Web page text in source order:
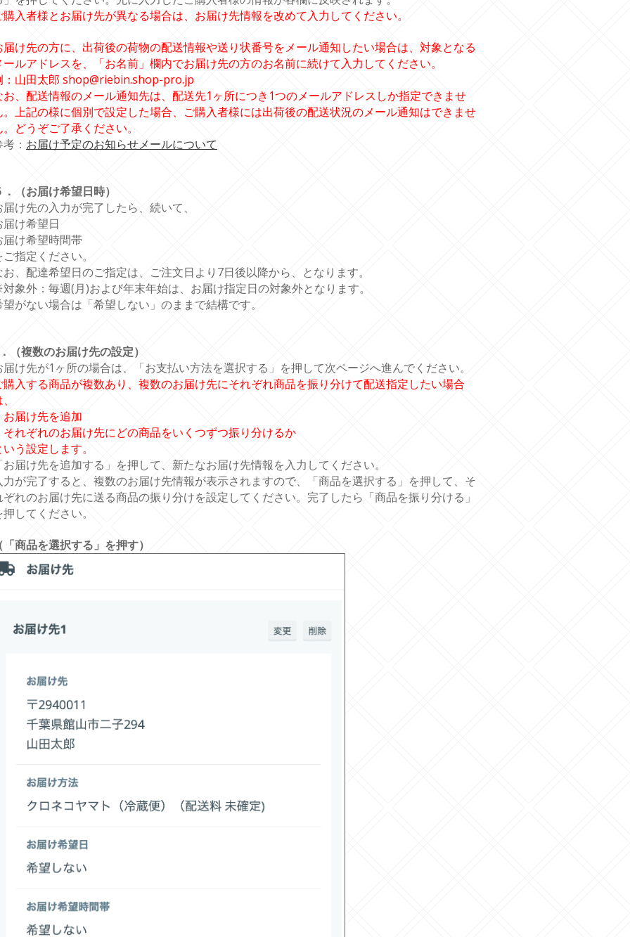
購入者様とお届け先が異なる場合は、お届け先情報を改めて入力してください。
届け先の方に、出荷後の荷物の配送情報や送り状番号をメール通知したい場合は、対象となる
ールアドレスを、「お名前」欄内でお届け先の方のお名前に続けて入力してください。
：山田太郎 shop@riebin.shop-pro.jp
お、配送情報のメール通知先は、配送先1ヶ所につき1つのメールアドレスしか指定できませ
。上記の様に個別で設定した場合、ご購入者様には出荷後の配送状況のメール通知はできませ
。どうぞご了承ください。
： お届け予定のお知らせメールについて
．（お届け希望日時）
届け先の入力が完了したら、続いて、
届け希望日
届け希望時間帯
ご指定ください。
お、配達希望日のご指定は、ご注文日より7日後以降から、となります。
象外：毎週(月)および年末年始は、お届け指定日の対象外となります。
望がない場合は「希望しない」のままで結構です。
（複数のお届け先の設定）
届け先が1ヶ所の場合は、「お支払い方法を選択する」を押して次ページへ進んでください。
購入する商品が複数あり、複数のお届け先にそれぞれ商品を振り分けて配送指定したい場合
お届け先を追加
それぞれのお届け先にどの商品をいくつずつ振り分けるか
いう設定します。
お届け先を追加する」を押して、新たなお届け先情報を入力してください。
力が完了すると、複数のお届け先情報が表示されますので、「商品を選択する」を押して、そ
ぞれのお届け先に送る商品の振り分けを設定してください。完了したら「商品を振り分ける」
押してください。
「商品を選択する」を押す）